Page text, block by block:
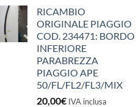
RICAMBIO
ORIGINALE PIAGGIO
COD. 234471: BORDO
INFERIORE
PARABREZZA
PIAGGIO APE
50/FL/FL2/FL3/MIX
20,00€ IVA inclusa